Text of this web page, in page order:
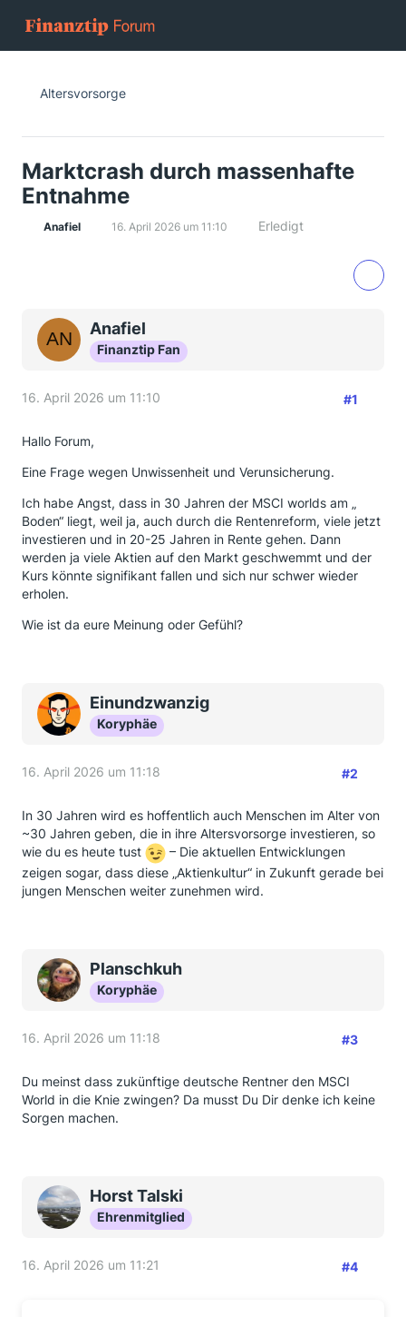
Altersvorsorge
Marktcrash durch massenhafte
Entnahme
Anafiel 16. April 2026 um 11:10 Erledigt
Anafiel
Finanztip Fan
16. April 2026 um 11:10 #1
Hallo Forum,
Eine Frage wegen Unwissenheit und Verunsicherung.
Ich habe Angst, dass in 30 Jahren der MSCI worlds am „
Boden“ liegt, weil ja, auch durch die Rentenreform, viele jetzt
investieren und in 20-25 Jahren in Rente gehen. Dann
werden ja viele Aktien auf den Markt geschwemmt und der
Kurs könnte signifikant fallen und sich nur schwer wieder
erholen.
Wie ist da eure Meinung oder Gefühl?
Einundzwanzig
Koryphäe
16. April 2026 um 11:18 #2
In 30 Jahren wird es hoffentlich auch Menschen im Alter von
~30 Jahren geben, die in ihre Altersvorsorge investieren, so
wie du es heute tust
– Die aktuellen Entwicklungen
zeigen sogar, dass diese „Aktienkultur“ in Zukunft gerade bei
jungen Menschen weiter zunehmen wird.
Planschkuh
Koryphäe
16. April 2026 um 11:18 #3
Du meinst dass zukünftige deutsche Rentner den MSCI
World in die Knie zwingen? Da musst Du Dir denke ich keine
Sorgen machen.
Horst Talski
Ehrenmitglied
16. April 2026 um 11:21 #4